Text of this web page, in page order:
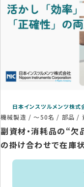
日本インスツルメンツ株式
機械製造 /～50名 / 部品 /
副資材・消耗品の“欠
の掛け合わせで在庫状